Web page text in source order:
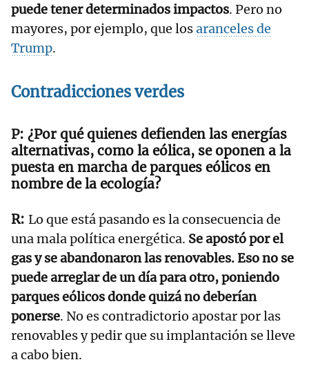
puede tener determinados impactos. Pero no
mayores, por ejemplo, que losaranceles de
Trump.
Contradicciones verdes
¿Por qué quienes defienden las energías
alternativas, como la eólica, se oponen a la
puesta en marcha de parques eólicos en
nombre de la ecología?
Lo que está pasando es la consecuencia de
una mala política energética. Se apostó por el
gas y se abandonaron las renovables. Eso no se
puede arreglar de un día para otro, poniendo
parques eólicos donde quizá no deberían
ponerse. No es contradictorio apostar por las
renovables y pedir que su implantación se lleve
a cabo bien.